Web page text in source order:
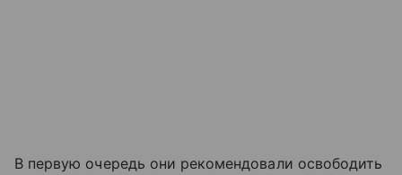
В первую очередь они рекомендовали освободить